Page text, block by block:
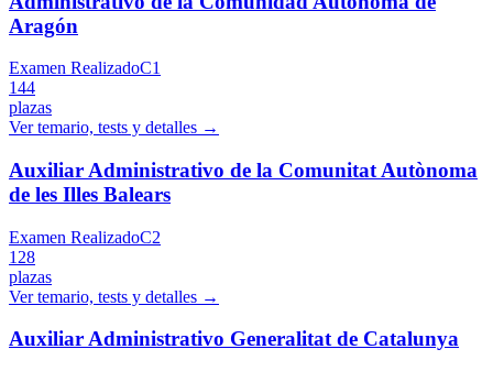
Aragón
Examen RealizadoC1
144
plazas
Ver temario, tests y detalles →
Auxiliar Administrativo de la Comunitat Autònoma
de les Illes Balears
Examen RealizadoC2
128
plazas
Ver temario, tests y detalles →
Auxiliar Administrativo Generalitat de Catalunya